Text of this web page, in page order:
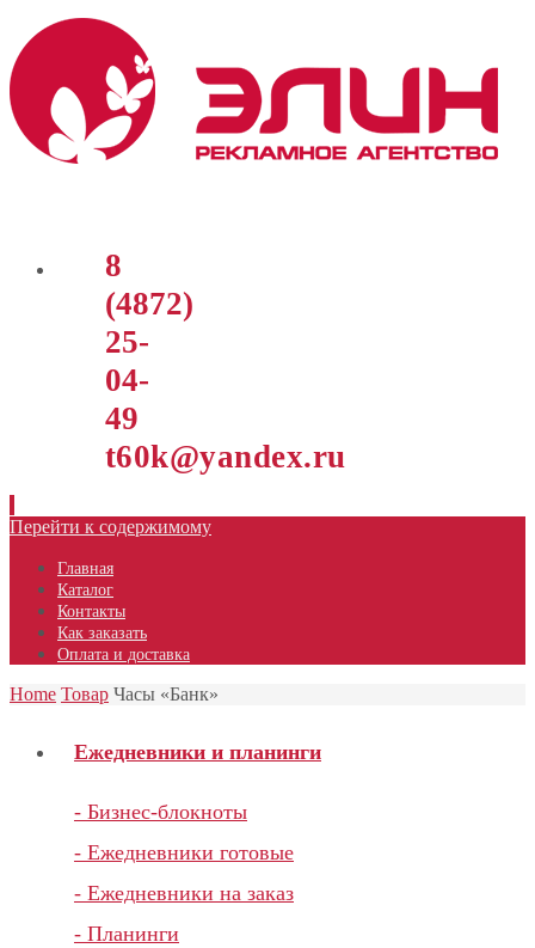
8
(4872)
25-
04-
49
t60k@yandex.ru
Перейти к содержимому
Главная
Каталог
Контакты
Как заказать
Оплата и доставка
Home Товар Часы «Банк»
Ежедневники и планинги
- Бизнес-блокноты
- Ежедневники готовые
- Ежедневники на заказ
- Планинги